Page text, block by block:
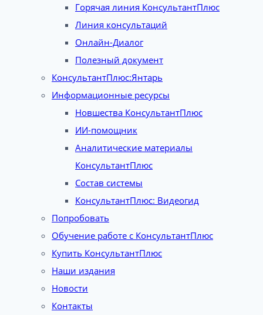
Горячая линия КонсультантПлюс
Линия консультаций
Онлайн-Диалог
Полезный документ
КонсультантПлюс:Янтарь
Информационные ресурсы
Новшества КонсультантПлюс
ИИ-помощник
Аналитические материалы
КонсультантПлюс
Состав системы
КонсультантПлюс: Видеогид
Попробовать
Обучение работе с КонсультантПлюс
Купить КонсультантПлюс
Наши издания
Новости
Контакты